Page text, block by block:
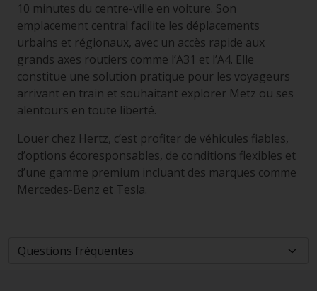
10 minutes du centre-ville en voiture. Son
emplacement central facilite les déplacements
urbains et régionaux, avec un accès rapide aux
grands axes routiers comme l’A31 et l’A4. Elle
constitue une solution pratique pour les voyageurs
arrivant en train et souhaitant explorer Metz ou ses
alentours en toute liberté.
Louer chez Hertz, c’est profiter de véhicules fiables,
d’options écoresponsables, de conditions flexibles et
d’une gamme premium incluant des marques comme
Mercedes-Benz et Tesla.